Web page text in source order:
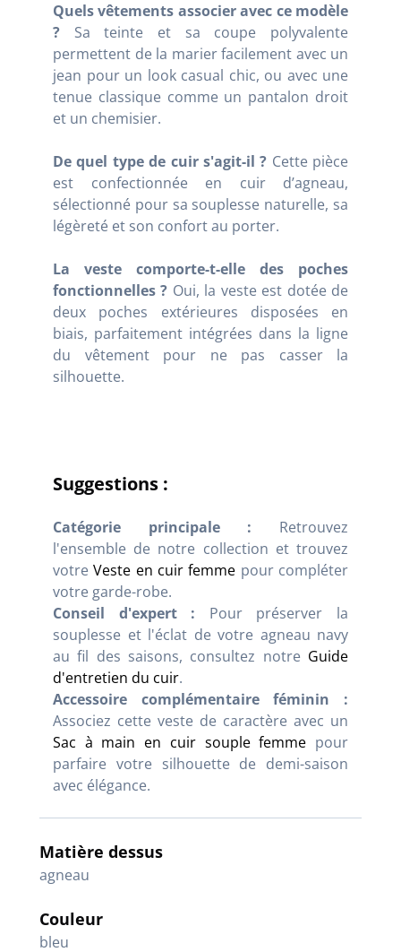
Quels vêtements associer avec ce modèle
? Sa teinte et sa coupe polyvalente
permettent de la marier facilement avec un
jean pour un look casual chic, ou avec une
tenue classique comme un pantalon droit
et un chemisier.
De quel type de cuir s'agit-il ? Cette pièce
est confectionnée en cuir d’agneau,
sélectionné pour sa souplesse naturelle, sa
légèreté et son confort au porter.
La veste comporte-t-elle des poches
fonctionnelles ? Oui, la veste est dotée de
deux poches extérieures disposées en
biais, parfaitement intégrées dans la ligne
du vêtement pour ne pas casser la
silhouette.
Suggestions :
Catégorie principale : Retrouvez
l'ensemble de notre collection et trouvez
votreVeste en cuir femme pour compléter
votre garde-robe.
Conseil d'expert : Pour préserver la
souplesse et l'éclat de votre agneau navy
au fil des saisons, consultez notre Guide
d'entretien du cuir.
Accessoire complémentaire féminin :
Associez cette veste de caractère avec un
Sac à main en cuir souple femme pour
parfaire votre silhouette de demi-saison
avec élégance.
Matière dessus
agneau
Couleur
bleu